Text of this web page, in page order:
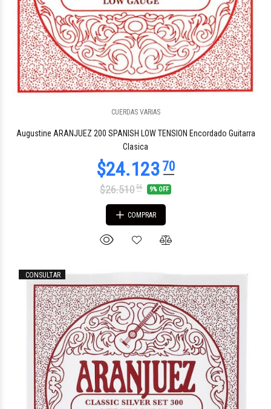
CUERDAS VARIAS
Augustine ARANJUEZ 200 SPANISH LOW TENSION Encordado Guitarra
Clasica
$26.51056 9% OFF
COMPRAR
CONSULTAR
$27.22541